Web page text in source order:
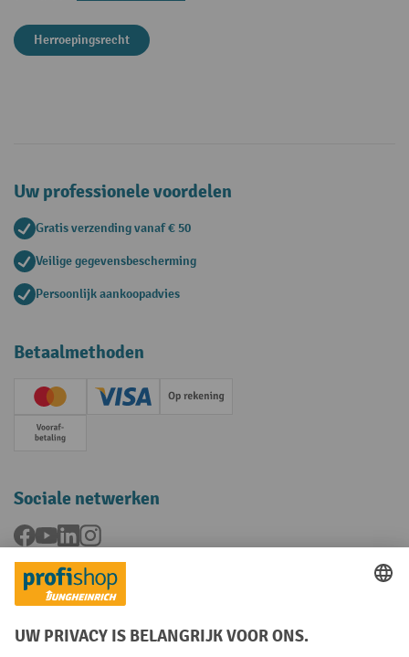
Herroepingsrecht
Uw professionele voordelen
Gratis verzending vanaf € 50
Veilige gegevensbescherming
Persoonlijk aankoopadvies
Betaalmethoden
Creditcard (Master)Creditcard (Visa)Op rekening
Vooruitbetaling
Sociale netwerken
Facebook
YouTubeLinkedInInstagram
Talen
FR NL